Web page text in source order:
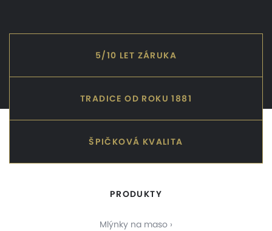
5/10 LET ZÁRUKA
TRADICE OD ROKU 1881
ŠPIČKOVÁ KVALITA
PRODUKTY
Mlýnky na maso